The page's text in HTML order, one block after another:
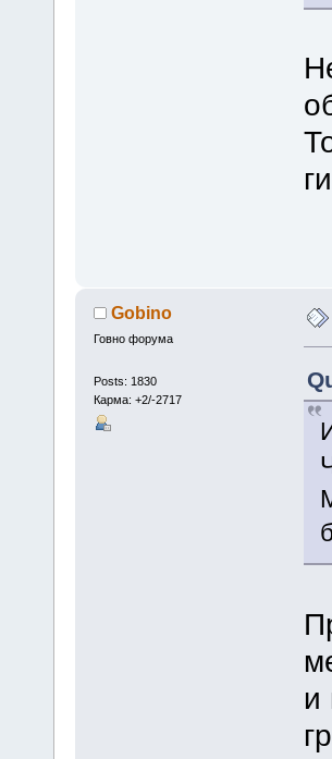
Gobino
Говно форума
Posts: 1830
Карма: +2/-2717
и